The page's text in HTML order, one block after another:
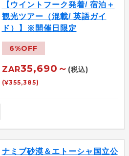
【ウイントフーク発着/ 宿泊＋
観光ツアー（混載/ 英語ガイ
ド）】※開催日限定
6%OFF
ZAR35,690～ (税込)
(¥355,385)
ナミブ砂漠＆エトーシャ国立公